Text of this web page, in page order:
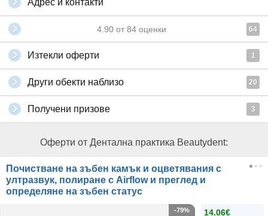
Адрес и контакти
4.90 от 84 оценки 64
Изтекли оферти 1
Други обекти наблизо 20
Получени призове 3
Оферти от Дентална практика Beautydent:
Почистване на зъбен камък и оцветявания с
ултразвук, полиране с Airflow и преглед и
определяне на зъбен статус
14.06€
-79%